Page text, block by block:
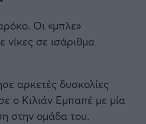
Οι «μπλε»
νίκες σε ισάριθμα
αρκετές δυσκολίες
ο Κιλιάν Εμπαπέ με μία
στην ομάδα του.